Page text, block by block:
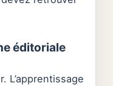
éditoriale
L’apprentissage